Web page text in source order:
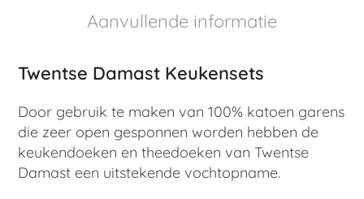
Aanvullende informatie
Twentse Damast Keukensets
Door gebruik te maken van 100% katoen garens
die zeer open gesponnen worden hebben de
keukendoeken en theedoeken van Twentse
Damast een uitstekende vochtopname.